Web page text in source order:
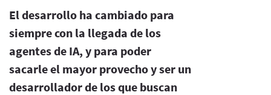
El desarrollo ha cambiado para
siempre con la llegada de los
agentes de IA, y para poder
sacarle el mayor provecho y ser un
desarrollador de los que buscan